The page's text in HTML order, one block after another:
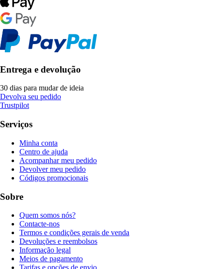
Entrega e devolução
30 dias para mudar de ideia
Devolva seu pedido
Trustpilot
Serviços
Minha conta
Centro de ajuda
Acompanhar meu pedido
Devolver meu pedido
Códigos promocionais
Sobre
Quem somos nós?
Contacte-nos
Termos e condições gerais de venda
Devoluções e reembolsos
Informação legal
Meios de pagamento